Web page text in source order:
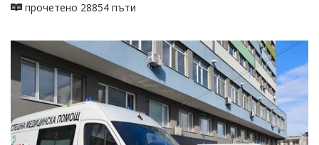
Колев,
office@flagman.bg
Коментарите
под
статиите
въвеждат
от
читателите
прочетено 28854 пъти